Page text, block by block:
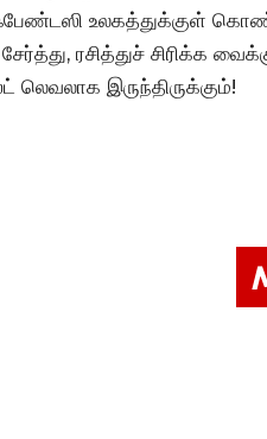
உலகத்துக்குள்
ரசித்துச் சிரிக்க
இருந்திருக்கும்!